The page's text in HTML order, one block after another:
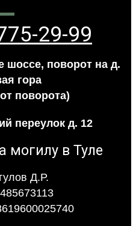
29-99
шоссе, поворот на д.
гора
поворота)
переулок д. 12
Д.Р.